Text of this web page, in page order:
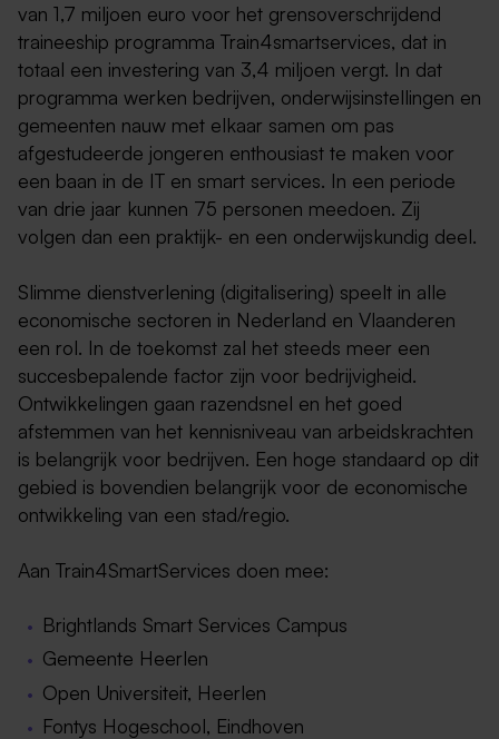
van 1,7 miljoen euro voor het grensoverschrijdend
traineeship programma Train4smartservices, dat in
totaal een investering van 3,4 miljoen vergt. In dat
programma werken bedrijven, onderwijsinstellingen en
gemeenten nauw met elkaar samen om pas
afgestudeerde jongeren enthousiast te maken voor
een baan in de IT en smart services. In een periode
van drie jaar kunnen 75 personen meedoen. Zij
volgen dan een praktijk- en een onderwijskundig deel.
Slimme dienstverlening (digitalisering) speelt in alle
economische sectoren in Nederland en Vlaanderen
een rol. In de toekomst zal het steeds meer een
succesbepalende factor zijn voor bedrijvigheid.
Ontwikkelingen gaan razendsnel en het goed
afstemmen van het kennisniveau van arbeidskrachten
is belangrijk voor bedrijven. Een hoge standaard op dit
gebied is bovendien belangrijk voor de economische
ontwikkeling van een stad/regio.
Aan Train4SmartServices doen mee:
Brightlands Smart Services Campus
Gemeente Heerlen
Open Universiteit, Heerlen
Fontys Hogeschool, Eindhoven